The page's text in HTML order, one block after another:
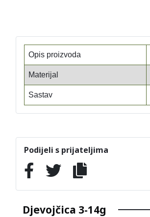
Opis proizvoda
Materijal
Sastav
Podijeli s prijateljima
Djevojčica 3-14g